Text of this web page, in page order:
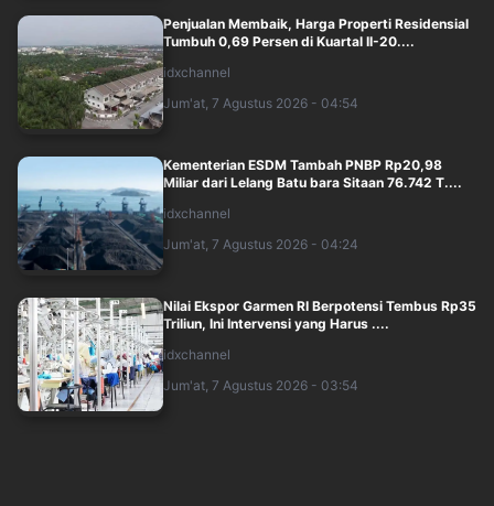
Penjualan Membaik, Harga Properti Residensial
Tumbuh 0,69 Persen di Kuartal II-20....
idxchannel
Jum'at, 7 Agustus 2026 - 04:54
Kementerian ESDM Tambah PNBP Rp20,98
Miliar dari Lelang Batu bara Sitaan 76.742 T....
idxchannel
Jum'at, 7 Agustus 2026 - 04:24
Nilai Ekspor Garmen RI Berpotensi Tembus Rp35
Triliun, Ini Intervensi yang Harus ....
idxchannel
Jum'at, 7 Agustus 2026 - 03:54